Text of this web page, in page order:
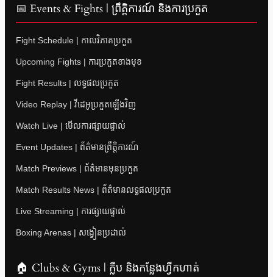
📅 Events & Fights | ព្រឹត្តិការណ៍ និងការប្រកួត
Fight Schedule | កាលវិភាគប្រកួត
Upcoming Fights | ការប្រកួតខាងមុខ
Fight Results | លទ្ធផលប្រកួត
Video Replay | វីដេអូប្រកួតឡើងវិញ
Watch Live | មើលការផ្សាយផ្ទាល់
Event Updates | ព័ត៌មានព្រឹត្តិការណ៍
Match Previews | ព័ត៌មានមុនប្រកួត
Match Results News | ព័ត៌មានលទ្ធផលប្រកួត
Live Streaming | ការផ្សាយផ្ទាល់
Boxing Arenas | សង្វៀនប្រដាល់
🏠 Clubs & Gyms | ក្លឹប និងកន្លែងហ្វឹកហាត់